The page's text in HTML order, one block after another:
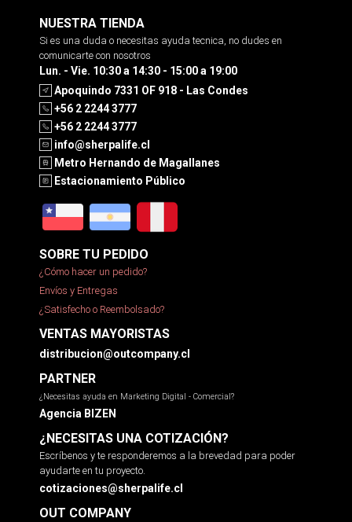
NUESTRA TIENDA
Si es una duda o necesitas ayuda tecnica, no dudes en
comunicarte con nosotros
Lun. - Vie. 10:30 a 14:30 - 15:00 a 19:00
Apoquindo 7331 OF 918 - Las Condes
+56 2 2244 3777
+56 2 2244 3777
info@sherpalife.cl
Metro Hernando de Magallanes
Estacionamiento Público
SOBRE TU PEDIDO
¿Cómo hacer un pedido?
Envíos y Entregas
¿Satisfecho o Reembolsado?
VENTAS MAYORISTAS
distribucion@outcompany.cl
PARTNER
¿Necesitas ayuda en Marketing Digital - Comercial?
Agencia BIZEN
¿NECESITAS UNA COTIZACIÓN?
Escríbenos y te responderemos a la brevedad para poder
ayudarte en tu proyecto.
cotizaciones@sherpalife.cl
OUT COMPANY